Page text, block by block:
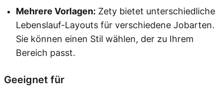
Mehrere Vorlagen: Zety bietet unterschiedliche
Lebenslauf-Layouts für verschiedene Jobarten.
Sie können einen Stil wählen, der zu Ihrem
Bereich passt.
Geeignet für